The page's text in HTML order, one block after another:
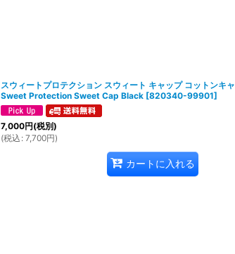
スウィートプロテクション スウィート キャップ コットンキ
Sweet Protection Sweet Cap Black [820340-99901]
7,000円(税別)
(税込 : 7,700円)
カートに入れる